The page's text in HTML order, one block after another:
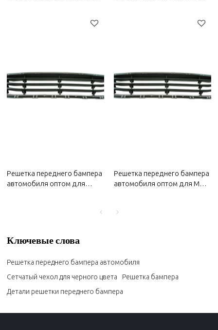
износостойкая и устойчивая
износостойкая и устойчивая
Решетка переднего бампера
автомобиля оптом для
Решетка переднего бампера
автомобиля оптом для MG
температурам | Кузовные
Ключевые слова
Решетка переднего бампера автомобиля
Сетчатый чехол для черного цвета
Решетка бампера
Детали решетки переднего бампера